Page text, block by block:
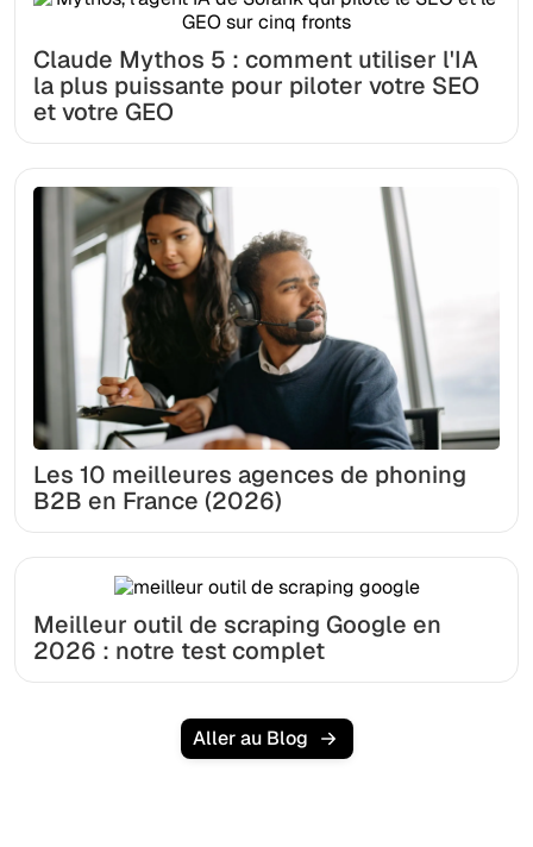
Claude Mythos 5 : comment utiliser l'IA
la plus puissante pour piloter votre SEO
et votre GEO
Les 10 meilleures agences de phoning
B2B en France (2026)
Meilleur outil de scraping Google en
2026 : notre test complet
Aller au Blog